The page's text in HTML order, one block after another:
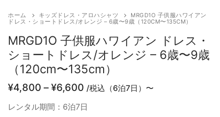
ホーム キッズドレス・アロハシャツ
MRGD1O 子供服ハワイアン
ドレス・ショートドレス/オレンジ – 6歳〜9歳（120CM〜135CM）
MRGD1O 子供服ハワイアン ドレス・
ショートドレス/オレンジ – 6歳〜9歳
（120cm〜135cm）
¥4,800 – ¥6,600 価
帯:
/税込（6泊7日）〜
レンタル期間：6泊7日